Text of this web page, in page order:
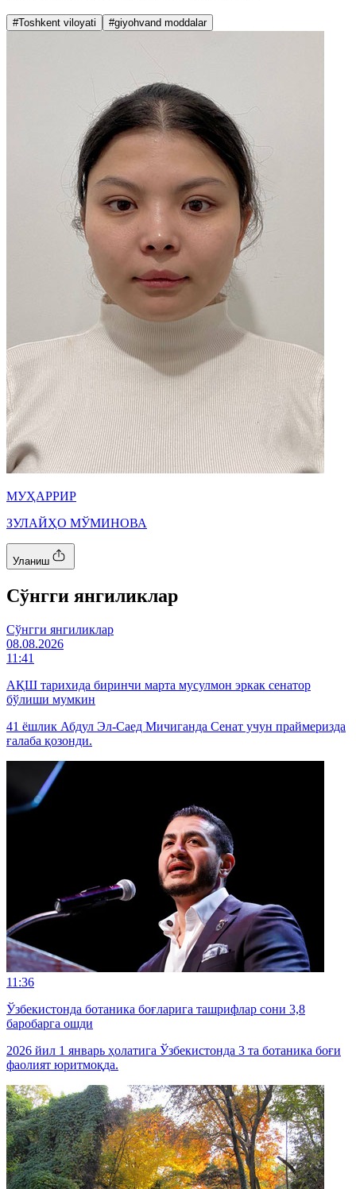
#Toshkent viloyati #giyohvand moddalar
МУҲАРРИР
ЗУЛАЙҲО МЎМИНОВА
Уланиш
Cўнгги янгиликлар
Cўнгги янгиликлар
08.08.2026
11:41
АҚШ тарихида биринчи марта мусулмон эркак сенатор
бўлиши мумкин
41 ёшлик Абдул Эл-Саед Мичиганда Сенат учун праймеризда
ғалаба қозонди.
11:36
Ўзбекистонда ботаника боғларига ташрифлар сони 3,8
баробарга ошди
2026 йил 1 январь ҳолатига Ўзбекистонда 3 та ботаника боғи
фаолият юритмоқда.